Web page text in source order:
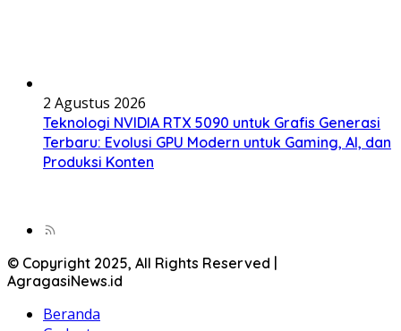
2 Agustus 2026
Teknologi NVIDIA RTX 5090 untuk Grafis Generasi
Terbaru: Evolusi GPU Modern untuk Gaming, AI, dan
Produksi Konten
© Copyright 2025, All Rights Reserved |
AgragasiNews.id
Beranda